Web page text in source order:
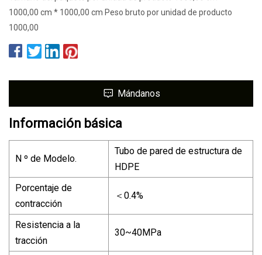
1000,00 cm * 1000,00 cm Peso bruto por unidad de producto
1000,00
Mándanos
Información básica
N º de Modelo.
Tubo de pared de estructura de
HDPE
Porcentaje de
contracción
＜0.4%
Resistencia a la
tracción
30~40MPa